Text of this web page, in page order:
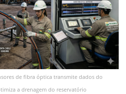
de fibra óptica transmite dados do
a drenagem do reservatório